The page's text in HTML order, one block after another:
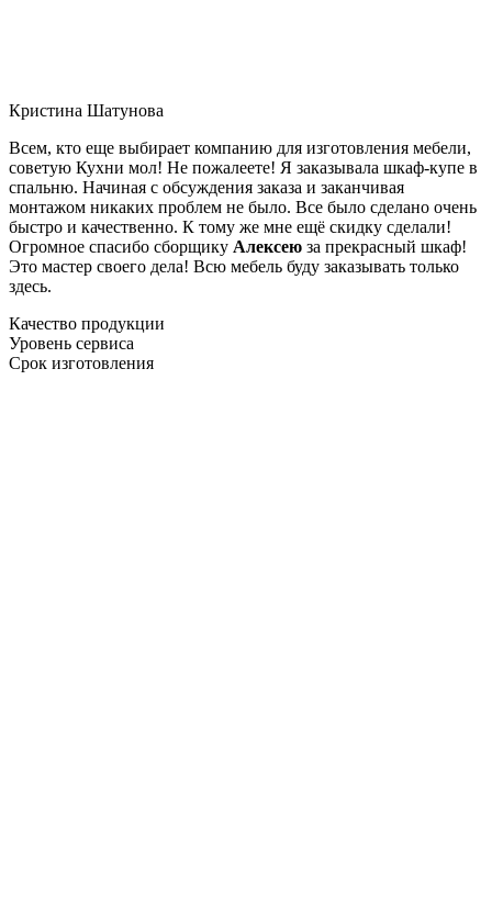
Кристина Шатунова
Всем, кто еще выбирает компанию для изготовления мебели,
советую Кухни мол! Не пожалеете! Я заказывала шкаф-купе в
спальню. Начиная с обсуждения заказа и заканчивая
монтажом никаких проблем не было. Все было сделано очень
быстро и качественно. К тому же мне ещё скидку сделали!
Огромное спасибо сборщику Алексею за прекрасный шкаф!
Это мастер своего дела! Всю мебель буду заказывать только
здесь.
Качество продукции
Уровень сервиса
Срок изготовления